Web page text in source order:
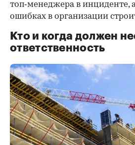
топ‑менеджера в инциденте,
ошибках в организации
Кто и когда должен
ответственность